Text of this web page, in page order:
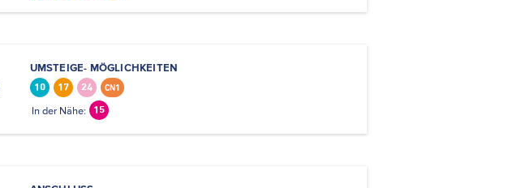
UMSTEIGE- MÖGLICHKEITEN
10 17 24 CN1
In der Nähe: 15